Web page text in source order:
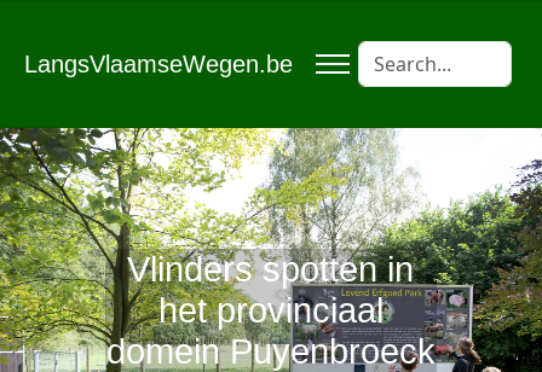
LangsVlaamseWegen.be
Vlinders spotten in
het provinciaal
domein Puyenbroeck